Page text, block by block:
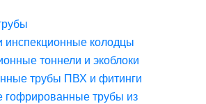
колодцы
тоннели и экоблоки
трубы ПВХ и фитинги
гофрированные трубы из